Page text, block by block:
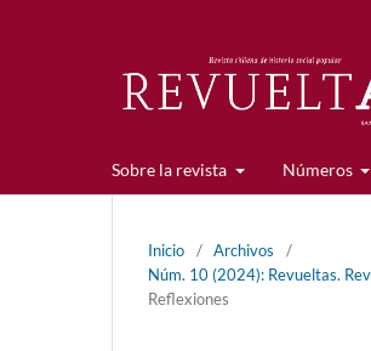
Sobre la revista Números
Inicio / Archivos
/
Núm. 10 (2024): Revueltas.
Reflexiones